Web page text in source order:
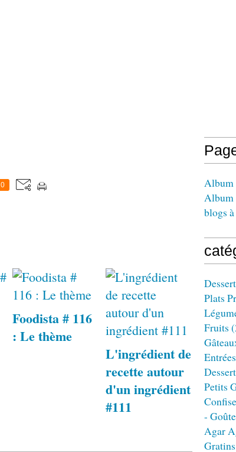
0
Foodista # 116
: Le thème
L'ingrédient de
recette autour
d'un ingrédient
#111
Album
Album
blogs
Plats
Fruits
Petits
-
Agar